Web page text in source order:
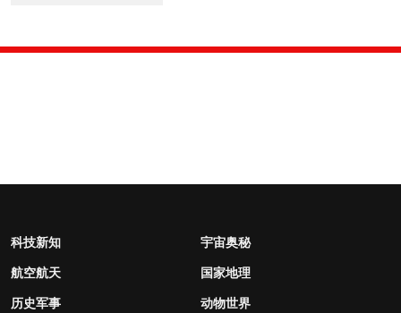
科技新知
宇宙奥秘
航空航天
国家地理
历史军事
动物世界